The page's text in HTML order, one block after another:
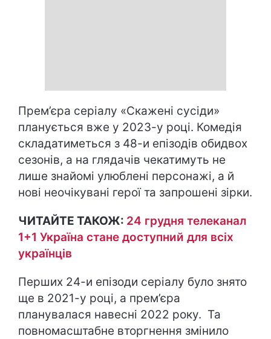
Прем’єра серіалу «Скажені сусіди»
планується вже у 2023-у році. Комедія
складатиметься з 48-и епізодів обидвох
сезонів, а на глядачів чекатимуть не
лише знайомі улюблені персонажі, а й
нові неочікувані герої та запрошені зірки.
ЧИТАЙТЕ ТАКОЖ: 24 грудня телеканал
1+1 Україна стане доступний для всіх
українців
Перших 24-и епізоди серіалу було знято
ще в 2021-у році, а прем’єра
планувалася навесні 2022 року. Та
повномасштабне вторгнення змінило